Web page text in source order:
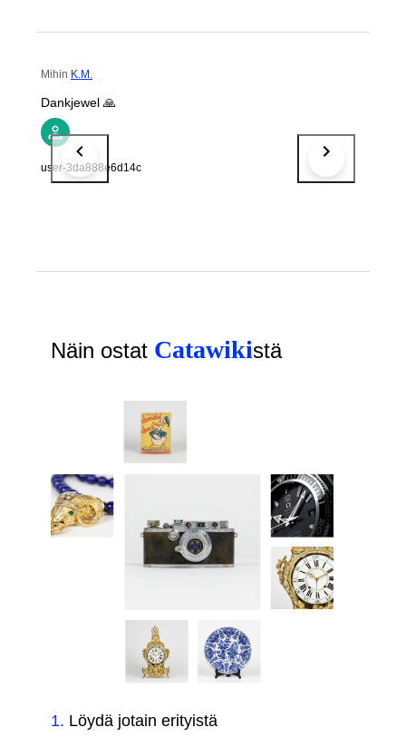
Mihin K.M.
Dankjewel 🙏
user-3da888e6d14c
Näin ostat Catawikistä
1. Löydä jotain erityistä